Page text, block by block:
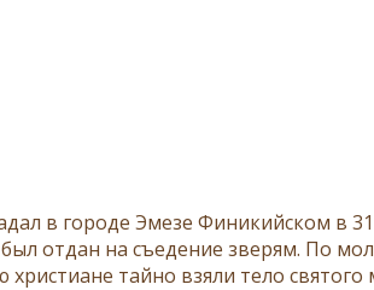
в городе Эмезе Финикийском в
отдан на съедение зверям. По
тайно взяли тело святого